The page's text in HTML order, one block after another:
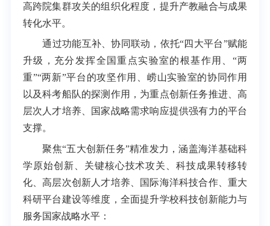
高跨院集群攻关的组织化程度，提升产教融合与成果
转化水平。
通过功能互补、协同联动，依托“四大平台”赋能
升级，充分发挥全国重点实验室的根基作用、“两
重”“两新”平台的攻坚作用、崂山实验室的协同作用
以及科考船队的探测作用，为重点创新任务推进、高
层次人才培养、国家战略需求响应提供强有力的平台
支撑。
聚焦“五大创新任务”精准发力，涵盖海洋基础科
学原始创新、关键核心技术攻关、科技成果转移转
化、高层次创新人才培养、国际海洋科技合作、重大
科研平台建设等维度，全面提升学校科技创新能力与
服务国家战略水平：